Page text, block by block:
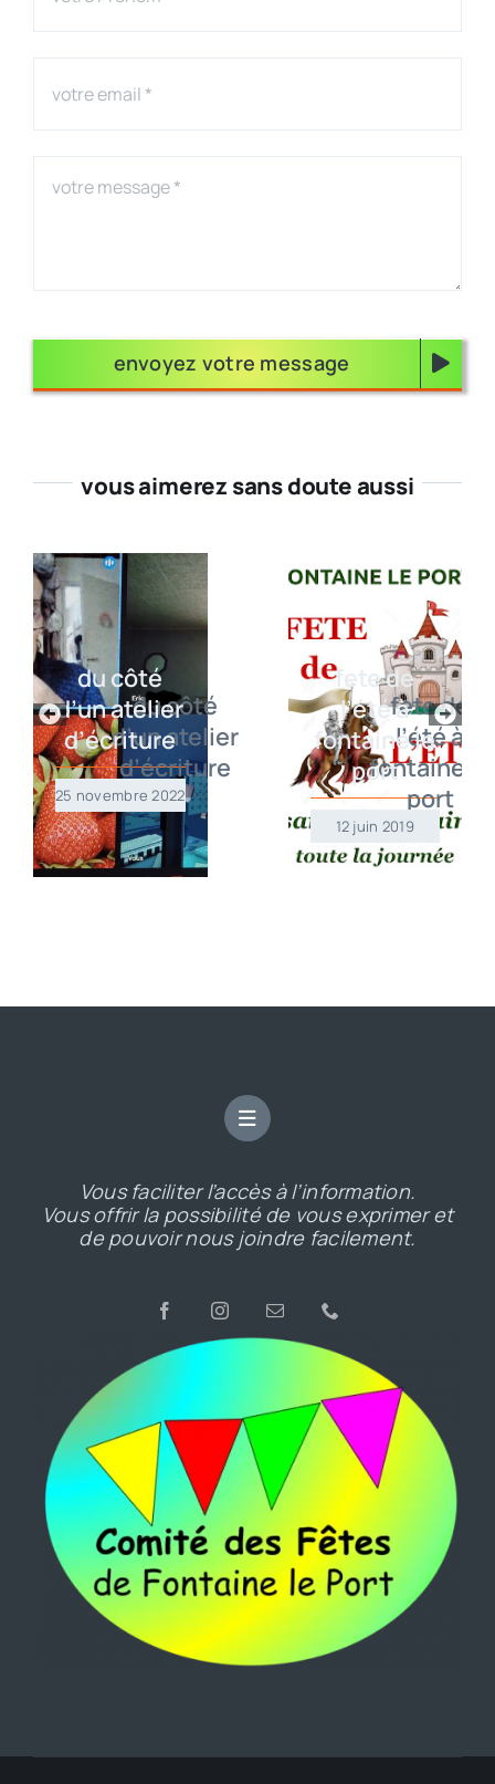
envoyez votre message
vous aimerez sans doute aussi
du côté
d’un atelier
d’écriture
25 novembre 2022
fete de
l’été à
fontaine le
port
12 juin 2019
Vous faciliter l’accès à l’information.
Vous offrir la possibilité de vous exprimer et
de pouvoir nous joindre facilement.